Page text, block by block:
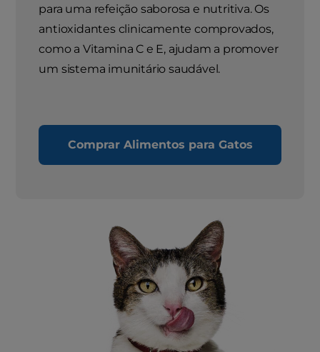
para uma refeição saborosa e nutritiva. Os
antioxidantes clinicamente comprovados,
como a Vitamina C e E, ajudam a promover
um sistema imunitário saudável.
Comprar Alimentos para Gatos